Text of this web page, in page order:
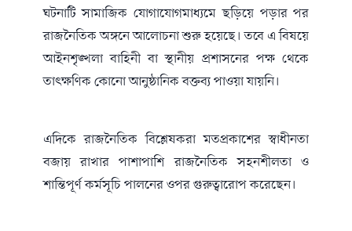
ঘটনাটি সামাজিক যোগাযোগমাধ্যমে ছড়িয়ে পড়ার পর
রাজনৈতিক অঙ্গনে আলোচনা শুরু হয়েছে। তবে এ বিষয়ে
আইনশৃঙ্খলা বাহিনী বা স্থানীয় প্রশাসনের পক্ষ থেকে
তাৎক্ষণিক কোনো আনুষ্ঠানিক বক্তব্য পাওয়া যায়নি।
এদিকে রাজনৈতিক বিশ্লেষকরা মতপ্রকাশের স্বাধীনতা
বজায় রাখার পাশাপাশি রাজনৈতিক সহনশীলতা ও
শান্তিপূর্ণ কর্মসূচি পালনের ওপর গুরুত্বারোপ করেছেন।